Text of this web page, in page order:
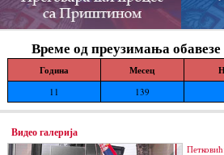
Време од преузимања
Година Месец
11 139
Видео галерија